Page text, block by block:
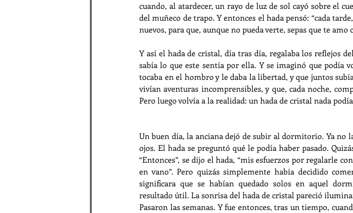
cuando, al atardecer, un rayo de luz de sol cayó sobre el
del muñeco de trapo. Y entonces el hada pensó: “cada
nuevos, para que, aunque no pueda verte, sepas que te
Y así el hada de cristal, día tras día, regalaba los reflejos
sabía lo que este sentía por ella. Y se imaginó que podía
tocaba en el hombro y le daba la libertad, y que juntos
vivían aventuras incomprensibles, y que, cada noche,
Pero luego volvía a la realidad: un hada de cristal nada
Un buen día, la anciana dejó de subir al dormitorio. Ya no
ojos. El hada se preguntó qué le podía haber pasado.
“Entonces”, se dijo el hada, “mis esfuerzos por regalarle
en vano”. Pero quizás simplemente había decidido
significara que se habían quedado solos en aquel
resultado útil. La sonrisa del hada de cristal pareció
Pasaron las semanas. Y fue entonces, tras un tiempo,